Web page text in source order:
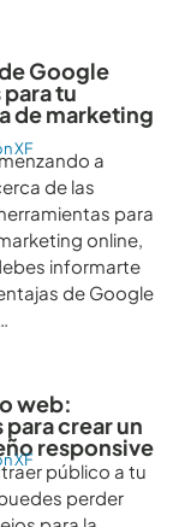
Google
tu
de marketing
XF
a
de las
para
online,
informarte
de Google
web:
crear un
responsive
XF
público a tu
perder